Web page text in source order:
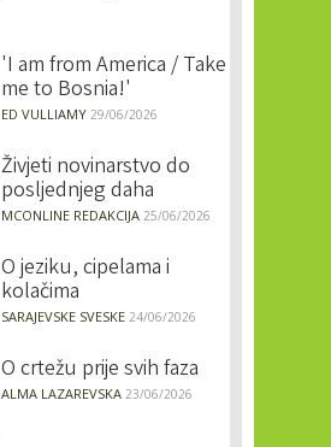
'I am from America / Take
me to Bosnia!'
ED VULLIAMY 29/06/2026
Živjeti novinarstvo do
posljednjeg daha
MCONLINE REDAKCIJA 25/06/2026
O jeziku, cipelama i
kolačima
SARAJEVSKE SVESKE 24/06/2026
O crtežu prije svih faza
ALMA LAZAREVSKA 23/06/2026